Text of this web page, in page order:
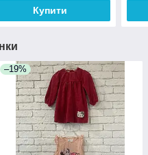
Купити
–19%